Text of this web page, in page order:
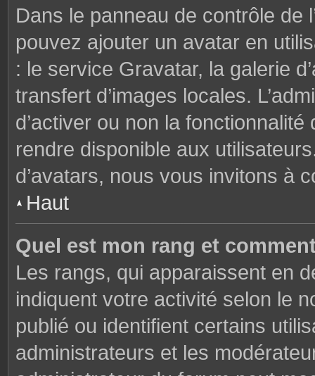
Dans le panneau de contrôle de
pouvez ajouter un avatar en
: le service Gravatar, la galerie
transfert d’images locales.
d’activer ou non la
rendre disponible aux
d’avatars, nous vous invitons à
Haut
Quel est mon rang et
Les rangs, qui apparaissent en
indiquent votre activité selon le
publié ou identifient certains
administrateurs et les